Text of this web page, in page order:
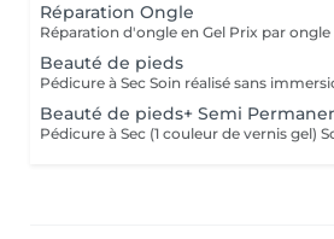
Réparation Ongle
Réparation d'ongle en Gel Prix par ongle
Beauté de pieds
Beauté de pieds+ Semi